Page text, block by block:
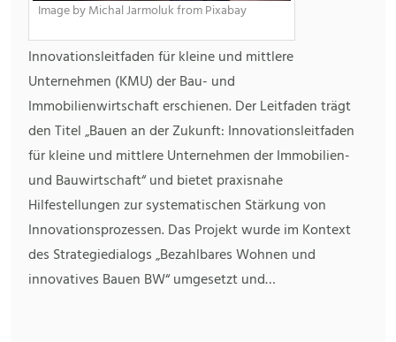
Image by Michal Jarmoluk from Pixabay
Innovationsleitfaden für kleine und mittlere
Unternehmen (KMU) der Bau- und
Immobilienwirtschaft erschienen. Der Leitfaden trägt
den Titel „Bauen an der Zukunft: Innovationsleitfaden
für kleine und mittlere Unternehmen der Immobilien-
und Bauwirtschaft“ und bietet praxisnahe
Hilfestellungen zur systematischen Stärkung von
Innovationsprozessen. Das Projekt wurde im Kontext
des Strategiedialogs „Bezahlbares Wohnen und
innovatives Bauen BW“ umgesetzt und…